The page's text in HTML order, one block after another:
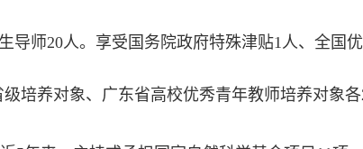
导师20人。享受国务院政府特殊津贴1人、全国
培养对象、广东省高校优秀青年教师培养对象各